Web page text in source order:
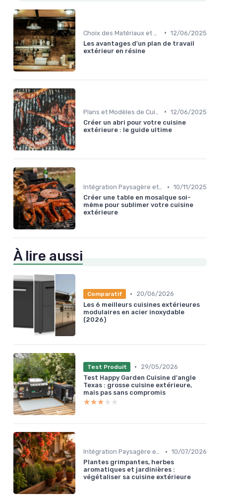
• 12/06/2025
Les avantages d'un plan de travail
extérieur en résine
• 12/06/2025
Créer un abri pour votre cuisine
extérieure : le guide ultime
Intégration Paysagère et Décoration • 10/11/2025
Créer une table en mosaïque soi-
même pour sublimer votre cuisine
extérieure
À lire aussi
Comparatif •
20/06/2026
Les 6 meilleurs cuisines extérieures
modulaires en acier inoxydable
(2026)
Test Produit •
29/05/2026
Test Happy Garden Cuisine d'angle
Texas : grosse cuisine extérieure,
mais pas sans compromis
★★★★★
★★★★★
Intégration Paysagère et Décoration • 10/07/2026
Plantes grimpantes, herbes
aromatiques et jardinières :
végétaliser sa cuisine extérieure